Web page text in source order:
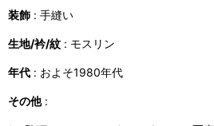
装飾 : 手縫い
生地/衿/紋 : モスリン
年代 : およそ1980年代
その他: